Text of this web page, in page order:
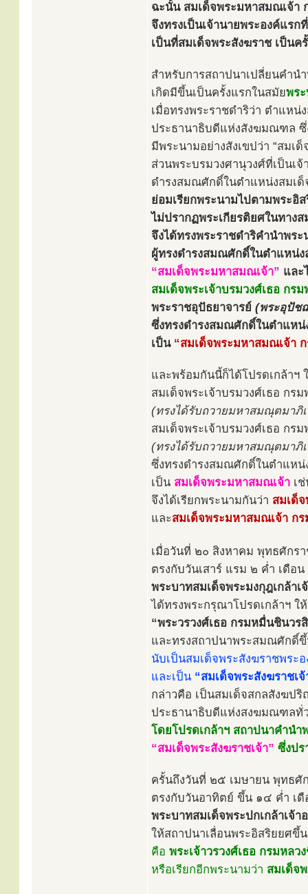
ฉะนั้น สมเด็จพระมหาสมณเจ้า
จึงทรงเป็นเจ้านายพระองค์แร
เป็นที่สมเด็จพระสังฆราช เป็น
สำหรับการสถาปนาเปลี่ยนคำน
เกิดมีขึ้นเป็นครั้งแรกในสมัยพร
เมื่อทรงพระราชดำริว่า ตำแห
ประธานาธิบดีแห่งสังฆมณฑล
มีพระนามอย่างสังเขปว่า “สมเ
ส่วนพระบรมวงศานุวงศ์ที่เป็นเ
ดำรงสมณศักดิ์ในตำแหน่งสมเด็
ย่อมเรียกพระนามไปตามพระอิ
ไม่ปรากฏพระเกียรติยศในทาง
จึงได้ทรงพระราชดำริคำนำพร
ผู้ทรงดำรงสมณศักดิ์ในตำแหน่
“สมเด็จพระมหาสมณเจ้า” และ
สมเด็จพระเจ้าบรมวงศ์เธอ ก
พระราชอุปัธยาจารย์ (พระอุปัช
ซึ่งทรงดำรงสมณศักดิ์ในตำแห
เป็น “สมเด็จพระมหาสมณเจ้า
และพร้อมกันนี้ก็ได้โปรดเกล้าฯ
สมเด็จพระเจ้าบรมวงศ์เธอ กร
(ทรงได้รับถวายมหาสมณุตมาภิ
สมเด็จพระเจ้าบรมวงศ์เธอ กร
(ทรงได้รับถวายมหาสมณุตมาภิ
ซึ่งทรงดำรงสมณศักดิ์ในตำแหน่
เป็น สมเด็จพระมหาสมณเจ้า เ
จึงได้เรียกพระนามกันว่า สมเด็
และสมเด็จพระมหาสมณเจ้า ก
เมื่อวันที่ ๒๐ สิงหาคม พุทธศักร
ตรงกับวันเสาร์ แรม ๒ ค่ำ เดื
พระบาทสมเด็จพระมงกุฎเกล้า
ได้ทรงพระกรุณาโปรดเกล้าฯ ใ
“พระวรวงศ์เธอ กรมหมื่นชินวร
และทรงสถาปนาพระสมณศักดิ์
นับเป็นสมเด็จพระสังฆราชพระ
และเป็น “สมเด็จพระสังฆราชเ
กล่าวคือ เป็นสมเด็จสกลสังฆป
ประธานาธิบดีแห่งสงฆมณฑลทั่
โดยโปรดเกล้าฯ สถาปนาคำนำ
“สมเด็จพระสังฆราชเจ้า” ซึ่งปร
ครั้นถึงวันที่ ๒๕ เมษายน พุทธ
ตรงกับวันอาทิตย์ ขึ้น ๑๔ ค่ำ เ
พระบาทสมเด็จพระปกเกล้าเจ้
ให้สถาปนาเลื่อนพระอิสริยยศขึ้
คือ พระเจ้าวรวงศ์เธอ กรมหล
หรือเรียกอีกพระนามว่า สมเด็จ